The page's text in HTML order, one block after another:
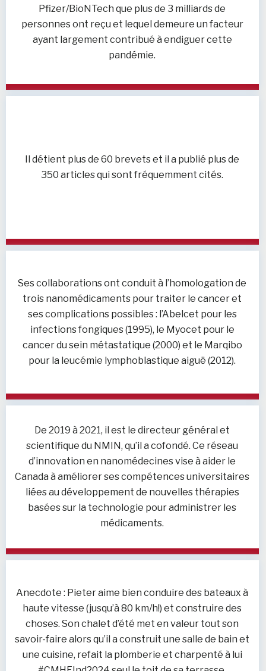
Pfizer/BioNTech que plus de 3 milliards de
personnes ont reçu et lequel demeure un facteur
ayant largement contribué à endiguer cette
pandémie.
Il détient plus de 60 brevets et il a publié plus de
350 articles qui sont fréquemment cités.
Ses collaborations ont conduit à l’homologation de
trois nanomédicaments pour traiter le cancer et
ses complications possibles : l’Abelcet pour les
infections fongiques (1995), le Myocet pour le
cancer du sein métastatique (2000) et le Marqibo
pour la leucémie lymphoblastique aiguë (2012).
De 2019 à 2021, il est le directeur général et
scientifique du NMIN, qu’il a cofondé. Ce réseau
d’innovation en nanomédecines vise à aider le
Canada à améliorer ses compétences universitaires
liées au développement de nouvelles thérapies
basées sur la technologie pour administrer les
médicaments.
Anecdote : Pieter aime bien conduire des bateaux à
haute vitesse (jusqu’à 80 km/h!) et construire des
choses. Son chalet d’été met en valeur tout son
savoir-faire alors qu’il a construit une salle de bain et
une cuisine, refait la plomberie et charpenté à lui